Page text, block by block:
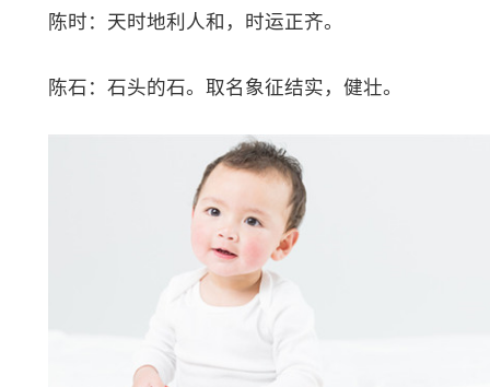
陈时：天时地利人和，时运正齐。
陈石：石头的石。取名象征结实，健壮。